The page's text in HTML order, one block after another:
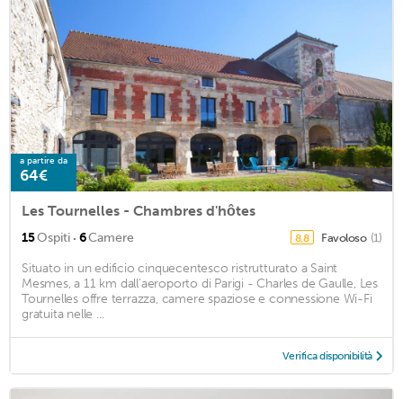
a partire da
64€
Les Tournelles - Chambres d'hôtes
15Ospiti · 6Camere 8,8 Favoloso (1)
Situato in un edificio cinquecentesco ristrutturato a Saint
Mesmes, a 11 km dall'aeroporto di Parigi - Charles de Gaulle, Les
Tournelles offre terrazza, camere spaziose e connessione Wi-Fi
gratuita nelle ...
Verifica disponibilità